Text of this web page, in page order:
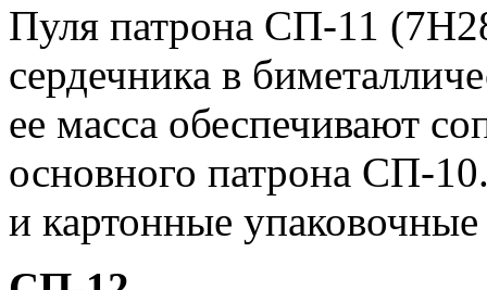
Пуля патрона СП-11
сердечника в
ее масса обеспечивают
основного патрона СП-
и картонные